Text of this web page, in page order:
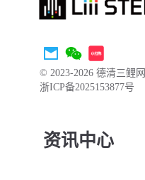
© 2023-2026 德清三鲤
浙ICP备2025153877号
资讯中心